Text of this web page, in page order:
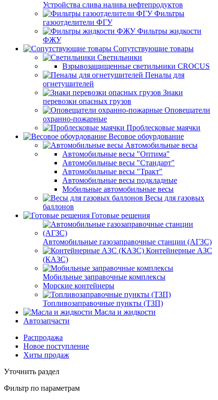
Устройства слива налива нефтепродуктов
Фильтры
газоотделители ФГУ
Фильтры жидкости
ФЖУ
Сопутствующие товары
Светильники
Взрывозащищенные светильники CROCUS
Пеналы для
огнетушителей
Знаки
перевозки опасных грузов
Оповещатели
охранно-пожарные
Проблесковые маячки
Весовое обоурдование
Автомобильные весы
Автомобильные весы "Оптима"
Автомобильные весы "Стандарт"
Автомобильные весы "Тракт"
Автомобильные весы подкладные
Мобильные автомобильные весы
Весы для газовых
баллонов
Готовые решения
Автомобильные газозаправочные станции (АГЗС)
Контейнерные АЗС
(КАЗС)
Мобильные заправочные комплексы
Морские контейнеры
Топливозаправочные пункты (ТЗП)
Масла и жидкости
Автозапчасти
Распродажа
Новое поступление
Хиты продаж
Уточнить раздел
Фильтр по параметрам